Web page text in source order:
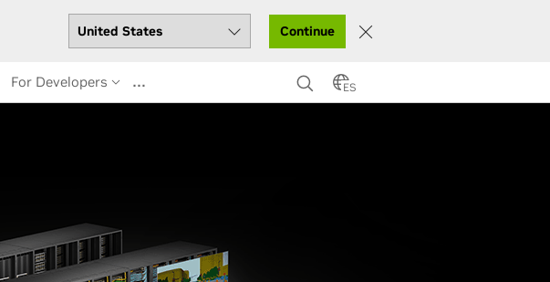
Continue
For Developers ES